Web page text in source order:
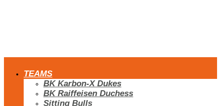
TEAMS
BK Karbon-X Dukes
BK Raiffeisen Duchess
Sitting Bulls